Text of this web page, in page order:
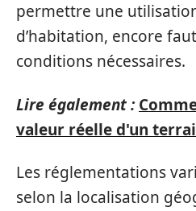
permettre une
d’habitation, encore
conditions nécessaires.
Lire également :
valeur réelle d'un
Les réglementations
selon la localisation